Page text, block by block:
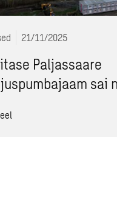
21/11/2025
Paljassaare
sai